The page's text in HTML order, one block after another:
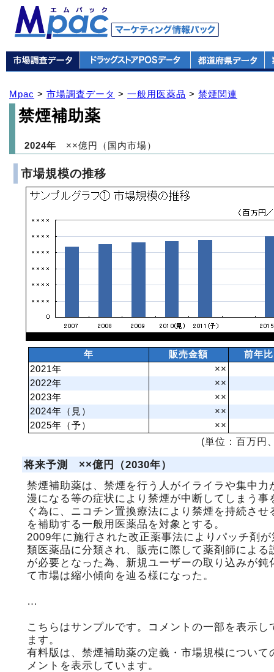
Mpac > 市場調査データ > 一般用医薬品 > 禁煙関連
禁煙補助薬
2024年 ××億円（国内市場）
市場規模の推移
年 販売金額
前年比
2021年
××
2022年
××
2023年
××
2024年（見）
××
2025年（予）
××
(単位：百万円
将来予測 ××億円（2030年）
禁煙補助薬は、禁煙を行う人がイライラや集中力
漫になる等の症状により禁煙が中断してしまう事
ぐ為に、ニコチン置換療法により禁煙を持続させ
を補助する一般用医薬品を対象とする。
2009年に施行された改正薬事法によりパッチ剤が
類医薬品に分類され、販売に際して薬剤師による
が必要となった為、新規ユーザーの取り込みが鈍
て市場は縮小傾向を辿る様になった。
…
こちらはサンプルです。コメントの一部を表示し
ます。
有料版は、禁煙補助薬の定義・市場規模について
メントを表示しています。